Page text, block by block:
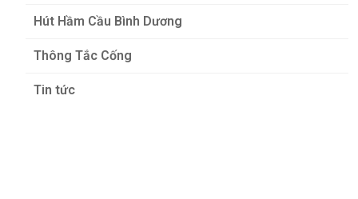
Hút Hầm Cầu Bình Dương
Thông Tắc Cống
Tin tức